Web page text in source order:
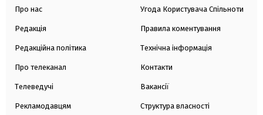
Про нас
Редакція
Редакційна політика
Про телеканал
Телеведучі
Рекламодавцям
Угода Користувача Спільноти
Правила коментування
Технічна інформація
Контакти
Вакансії
Структура власності